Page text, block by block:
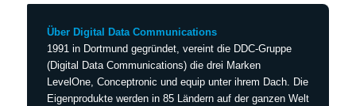
Über Digital Data Communications
1991 in Dortmund gegründet, vereint die DDC-Gruppe
(Digital Data Communications) die drei Marken
LevelOne, Conceptronic und equip unter ihrem Dach. Die
Eigenprodukte werden in 85 Ländern auf der ganzen Welt